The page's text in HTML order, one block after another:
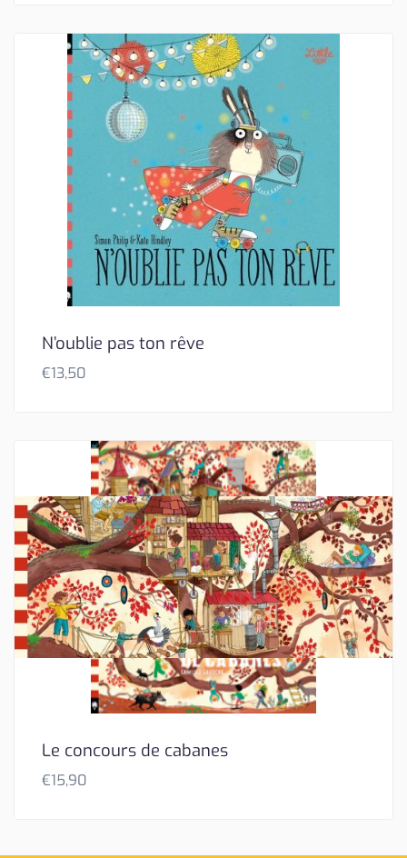
N’oublie pas ton rêve
€13,50
Le concours de cabanes
€15,90